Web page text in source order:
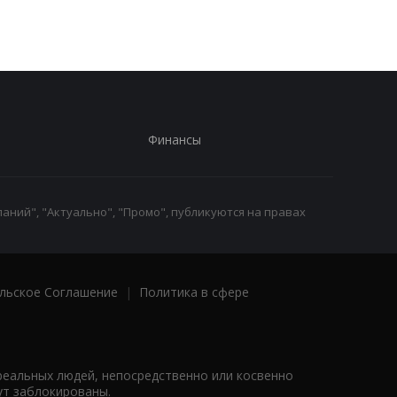
Финансы
"Актуально", "Промо", публикуются на правах
Соглашение |
Политика в сфере
людей, непосредственно или косвенно
заблокированы.